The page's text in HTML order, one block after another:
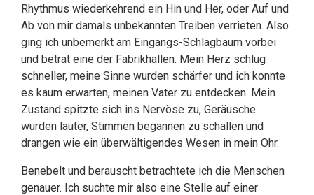
Rhythmus wiederkehrend ein Hin und Her, oder Auf und
Ab von mir damals unbekannten Treiben verrieten. Also
ging ich unbemerkt am Eingangs-Schlagbaum vorbei
und betrat eine der Fabrikhallen. Mein Herz schlug
schneller, meine Sinne wurden schärfer und ich konnte
es kaum erwarten, meinen Vater zu entdecken. Mein
Zustand spitzte sich ins Nervöse zu, Geräusche
wurden lauter, Stimmen begannen zu schallen und
drangen wie ein überwältigendes Wesen in mein Ohr.
Benebelt und berauscht betrachtete ich die Menschen
genauer. Ich suchte mir also eine Stelle auf einer